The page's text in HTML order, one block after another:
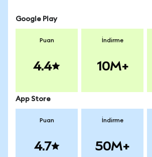
Google Play
Puan
4.4
İndirme
10M+
App Store
Puan
4.7
İndirme
50M+